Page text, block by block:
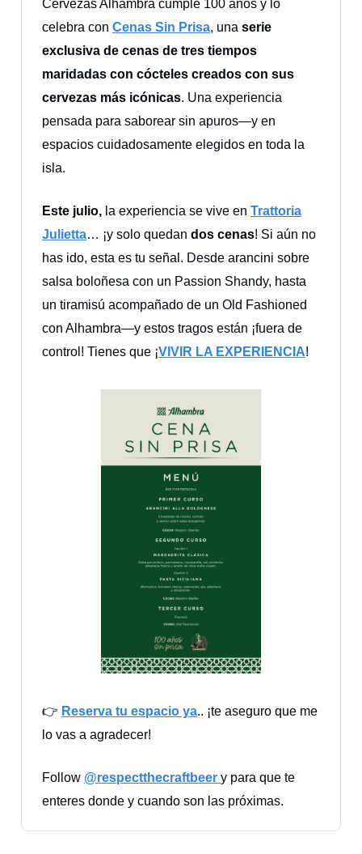
Cervezas Alhambra cumple 100 años y lo
celebra con Cenas Sin Prisa, una serie
exclusiva de cenas de tres tiempos
maridadas con cócteles creados con sus
cervezas más icónicas. Una experiencia
pensada para saborear sin apuros—y en
espacios cuidadosamente elegidos en toda la
isla.
Este julio, la experiencia se vive en Trattoria
Julietta… ¡y solo quedan dos cenas! Si aún no
has ido, esta es tu señal. Desde arancini sobre
salsa boloñesa con un Passion Shandy, hasta
un tiramisú acompañado de un Old Fashioned
con Alhambra—y estos tragos están ¡fuera de
control! Tienes que ¡VIVIR LA EXPERIENCIA!
👉 Reserva tu espacio ya.. ¡te aseguro que me
lo vas a agradecer!
Follow @respectthecraftbeer y para que te
enteres donde y cuando son las próximas.